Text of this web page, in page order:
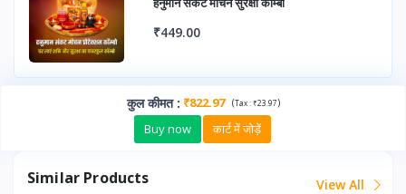
₹449.00
कुल कीमत: ₹822.97 (Tax :₹23.97)
Buy now कार्ट में जोड़ें
Similar Products View All